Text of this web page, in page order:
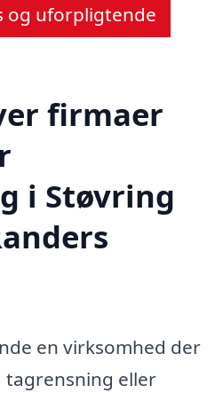
og uforpligtende
firmaer
i Støvring
en virksomhed der
eller